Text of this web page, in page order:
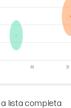
lista completa